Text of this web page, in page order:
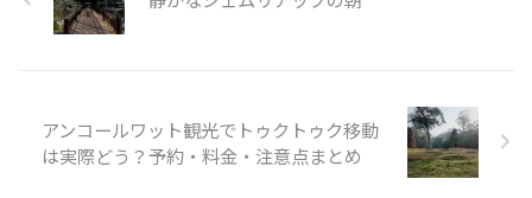
アンコールワット観光でトゥクトゥク移動
は実際どう？予約・料金・注意点まとめ